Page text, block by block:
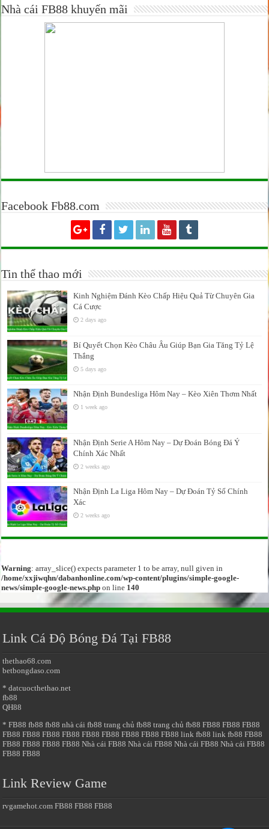
Nhà cái FB88 khuyến mãi
Facebook Fb88.com
Tin thể thao mới
Kinh Nghiệm Đánh Kèo Chấp Hiệu Quả Từ Chuyên Gia
Cá Cược
2 days ago
Bí Quyết Chọn Kèo Châu Âu Giúp Bạn Gia Tăng Tỷ Lệ
Thắng
5 days ago
Nhận Định Bundesliga Hôm Nay – Kèo Xiên Thơm Nhất
1 week ago
Nhận Định Serie A Hôm Nay – Dự Đoán Bóng Đá Ý
Chính Xác Nhất
2 weeks ago
Nhận Định La Liga Hôm Nay – Dự Đoán Tỷ Số Chính
Xác
2 weeks ago
Warning: array_slice() expects parameter 1 to be array, null given in
/home/xxjiwqhn/dabanhonline.com/wp-content/plugins/simple-google-
news/simple-google-news.php on line 140
Link Cá Độ Bóng Đá Tại FB88
thethao68.com
betbongdaso.com
* datcuocthethao.net
fb88
QH88
* FB88 fb88 fb88 nhà cái fb88 trang chủ fb88 trang chủ fb88 FB88 FB88 FB88
FB88 FB88 FB88 FB88 FB88 FB88 FB88 FB88 FB88 link fb88 link fb88 FB88
FB88 FB88 FB88 FB88 Nhà cái FB88 Nhà cái FB88 Nhà cái FB88 Nhà cái FB88
FB88 FB88
Link Review Game
rvgamehot.com FB88 FB88 FB88